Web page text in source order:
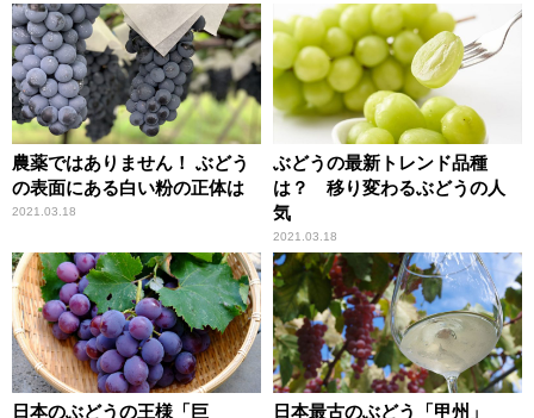
農薬ではありません！ ぶどう
の表面にある白い粉の正体は
2021.03.18
ぶどうの最新トレンド品種
は？ 移り変わるぶどうの人
気
2021.03.18
日本のぶどうの王様「巨
日本最古のぶどう「甲州」